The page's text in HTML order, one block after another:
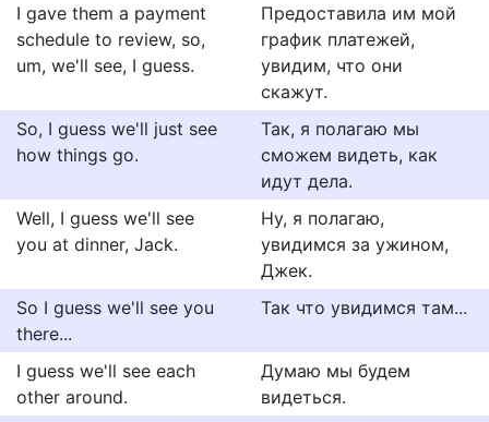
I gave them a payment
schedule to review, so,
um, we'll see, I guess.
Предоставила им мой
график платежей,
увидим, что они
скажут.
So, I guess we'll just see
how things go.
Так, я полагаю мы
сможем видеть, как
идут дела.
Well, I guess we'll see
you at dinner, Jack.
Ну, я полагаю,
увидимся за ужином,
Джек.
So I guess we'll see you
there...
Так что увидимся там...
I guess we'll see each
other around.
Думаю мы будем
видеться.